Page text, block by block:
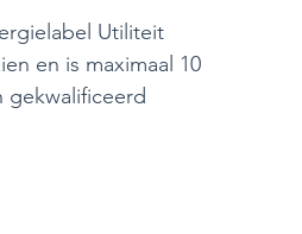
Utiliteit
en is maximaal 10